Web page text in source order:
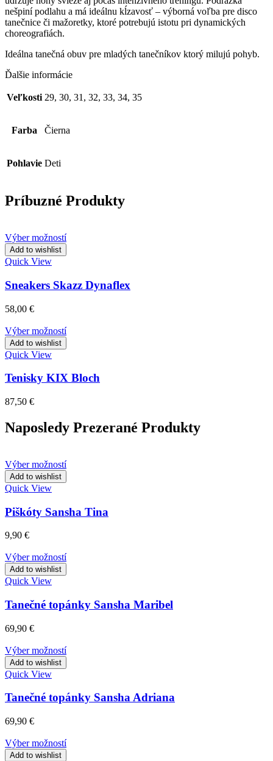
nešpiní podlahu a má ideálnu kĺzavosť – výborná voľba pre disco
tanečnice či mažoretky, ktoré potrebujú istotu pri dynamických
choreografiách.
Ideálna tanečná obuv pre mladých tanečníkov ktorý milujú pohyb.
Ďalšie informácie
Veľkosti 29, 30, 31, 32, 33, 34, 35
Farba Čierna
Pohlavie Deti
Príbuzné Produkty
Výber možností
Add to wishlist
Quick View
Sneakers Skazz Dynaflex
58,00 €
Výber možností
Add to wishlist
Quick View
Tenisky KIX Bloch
87,50 €
Naposledy Prezerané Produkty
Výber možností
Add to wishlist
Quick View
Piškóty Sansha Tina
9,90 €
Výber možností
Add to wishlist
Quick View
Tanečné topánky Sansha Maribel
69,90 €
Výber možností
Add to wishlist
Quick View
Tanečné topánky Sansha Adriana
69,90 €
Výber možností
Add to wishlist